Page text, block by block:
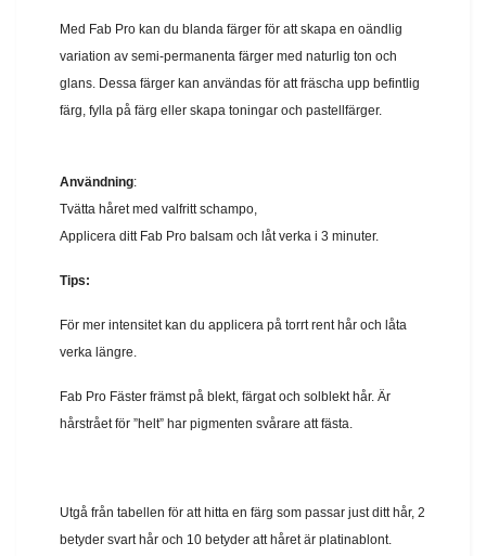
Med Fab Pro kan du blanda färger för att skapa en oändlig
variation av semi-permanenta färger med naturlig ton och
glans. Dessa färger kan användas för att fräscha upp befintlig
färg, fylla på färg eller skapa toningar och pastellfärger.
Användning:
Tvätta håret med valfritt schampo,
Applicera ditt Fab Pro balsam och låt verka i 3 minuter.
Tips:
För mer intensitet kan du applicera på torrt rent hår och låta
verka längre.
Fab Pro Fäster främst på blekt, färgat och solblekt hår. Är
hårstrået för ”helt” har pigmenten svårare att fästa.
Utgå från tabellen för att hitta en färg som passar just ditt hår, 2
betyder svart hår och 10 betyder att håret är platinablont.